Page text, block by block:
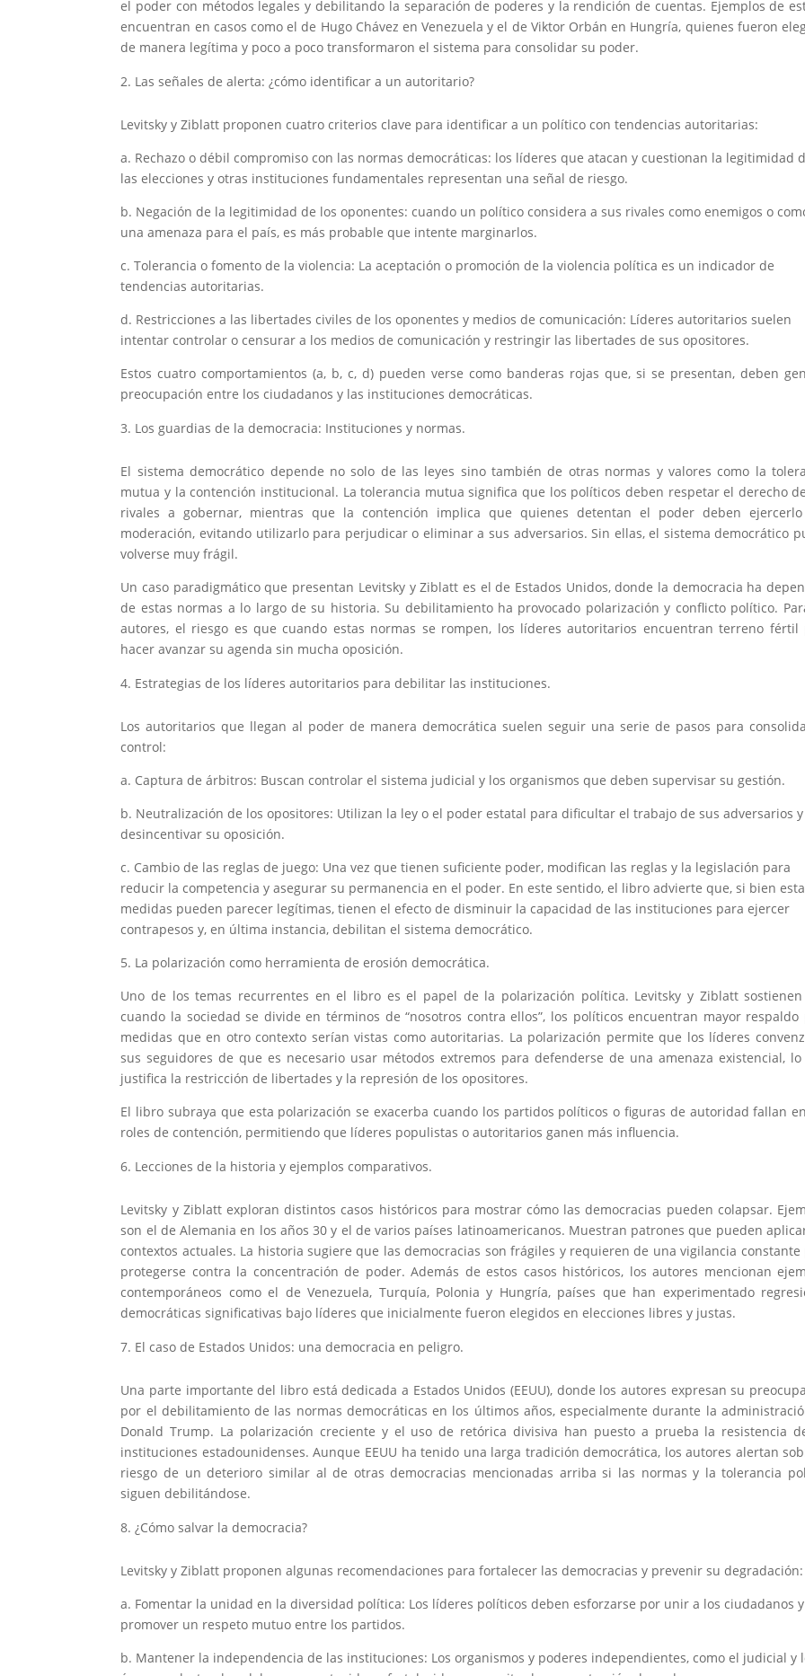
el poder con métodos legales y debilitando la separación de poderes y la rendición de cuentas. Ejemplos de
encuentran en casos como el de Hugo Chávez en Venezuela y el de Viktor Orbán en Hungría, quienes fueron
de manera legítima y poco a poco transformaron el sistema para consolidar su poder.
Las señales de alerta: ¿cómo identificar a un autoritario?
Levitsky y Ziblatt proponen cuatro criterios clave para identificar a un político con tendencias autoritarias:
a. Rechazo o débil compromiso con las normas democráticas: los líderes que atacan y cuestionan la legitimidad
las elecciones y otras instituciones fundamentales representan una señal de riesgo.
b. Negación de la legitimidad de los oponentes: cuando un político considera a sus rivales como enemigos o
una amenaza para el país, es más probable que intente marginarlos.
c. Tolerancia o fomento de la violencia: La aceptación o promoción de la violencia política es un indicador de
tendencias autoritarias.
d. Restricciones a las libertades civiles de los oponentes y medios de comunicación: Líderes autoritarios suelen
intentar controlar o censurar a los medios de comunicación y restringir las libertades de sus opositores.
Estos cuatro comportamientos (a, b, c, d) pueden verse como banderas rojas que, si se presentan, deben
preocupación entre los ciudadanos y las instituciones democráticas.
Los guardias de la democracia: Instituciones y normas.
El sistema democrático depende no solo de las leyes sino también de otras normas y valores como la
mutua y la contención institucional. La tolerancia mutua significa que los políticos deben respetar el derecho
rivales a gobernar, mientras que la contención implica que quienes detentan el poder deben
moderación, evitando utilizarlo para perjudicar o eliminar a sus adversarios. Sin ellas, el sistema democrático
volverse muy frágil.
Un caso paradigmático que presentan Levitsky y Ziblatt es el de Estados Unidos, donde la democracia ha
de estas normas a lo largo de su historia. Su debilitamiento ha provocado polarización y conflicto político.
autores, el riesgo es que cuando estas normas se rompen, los líderes autoritarios encuentran terreno fértil
hacer avanzar su agenda sin mucha oposición.
Estrategias de los líderes autoritarios para debilitar las instituciones.
Los autoritarios que llegan al poder de manera democrática suelen seguir una serie de pasos para
control:
a. Captura de árbitros: Buscan controlar el sistema judicial y los organismos que deben supervisar su gestión.
b. Neutralización de los opositores: Utilizan la ley o el poder estatal para dificultar el trabajo de sus adversarios y
desincentivar su oposición.
c. Cambio de las reglas de juego: Una vez que tienen suficiente poder, modifican las reglas y la legislación para
reducir la competencia y asegurar su permanencia en el poder. En este sentido, el libro advierte que, si bien
medidas pueden parecer legítimas, tienen el efecto de disminuir la capacidad de las instituciones para ejercer
contrapesos y, en última instancia, debilitan el sistema democrático.
5. La polarización como herramienta de erosión democrática.
Uno de los temas recurrentes en el libro es el papel de la polarización política. Levitsky y Ziblatt
cuando la sociedad se divide en términos de “nosotros contra ellos”, los políticos encuentran mayor respaldo
medidas que en otro contexto serían vistas como autoritarias. La polarización permite que los líderes
sus seguidores de que es necesario usar métodos extremos para defenderse de una amenaza existencial, lo
justifica la restricción de libertades y la represión de los opositores.
El libro subraya que esta polarización se exacerba cuando los partidos políticos o figuras de autoridad fallan
roles de contención, permitiendo que líderes populistas o autoritarios ganen más influencia.
Lecciones de la historia y ejemplos comparativos.
Levitsky y Ziblatt exploran distintos casos históricos para mostrar cómo las democracias pueden colapsar.
son el de Alemania en los años 30 y el de varios países latinoamericanos. Muestran patrones que pueden
contextos actuales. La historia sugiere que las democracias son frágiles y requieren de una vigilancia constante
protegerse contra la concentración de poder. Además de estos casos históricos, los autores mencionan
contemporáneos como el de Venezuela, Turquía, Polonia y Hungría, países que han experimentado
democráticas significativas bajo líderes que inicialmente fueron elegidos en elecciones libres y justas.
El caso de Estados Unidos: una democracia en peligro.
Una parte importante del libro está dedicada a Estados Unidos (EEUU), donde los autores expresan su
por el debilitamiento de las normas democráticas en los últimos años, especialmente durante la
Donald Trump. La polarización creciente y el uso de retórica divisiva han puesto a prueba la resistencia
instituciones estadounidenses. Aunque EEUU ha tenido una larga tradición democrática, los autores alertan
riesgo de un deterioro similar al de otras democracias mencionadas arriba si las normas y la tolerancia
siguen debilitándose.
¿Cómo salvar la democracia?
Levitsky y Ziblatt proponen algunas recomendaciones para fortalecer las democracias y prevenir su degradación:
a. Fomentar la unidad en la diversidad política: Los líderes políticos deben esforzarse por unir a los ciudadanos y
promover un respeto mutuo entre los partidos.
b. Mantener la independencia de las instituciones: Los organismos y poderes independientes, como el judicial y